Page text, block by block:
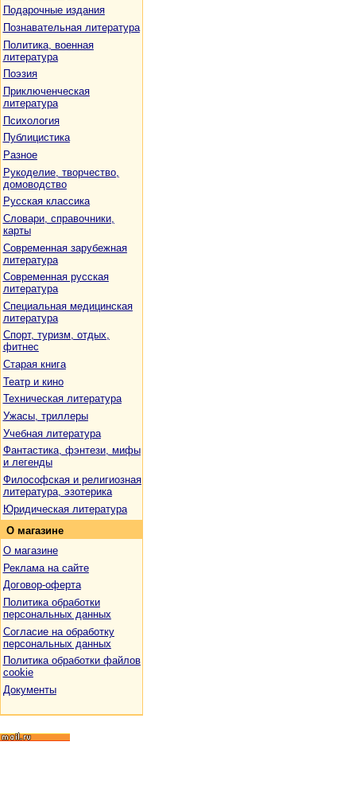
Подарочные издания
Познавательная литература
Политика, военная
литература
Поэзия
Приключенческая
литература
Психология
Публицистика
Разное
Рукоделие, творчество,
домоводство
Русская классика
Словари, справочники,
карты
Современная зарубежная
литература
Современная русская
литература
Специальная медицинская
литература
Спорт, туризм, отдых,
фитнес
Старая книга
Театр и кино
Техническая литература
Ужасы, триллеры
Учебная литература
Фантастика, фэнтези, мифы
и легенды
Философская и религиозная
литература, эзотерика
Юридическая литература
О магазине
О магазине
Реклама на сайте
Договор-оферта
Политика обработки
персональных данных
Согласие на обработку
персональных данных
Политика обработки файлов
cookie
Документы